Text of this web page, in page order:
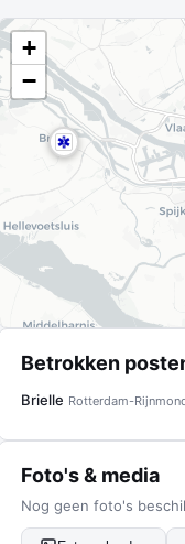
+
−
Betrokken
Brielle Rotterdam-
Foto's & media
Nog geen foto's